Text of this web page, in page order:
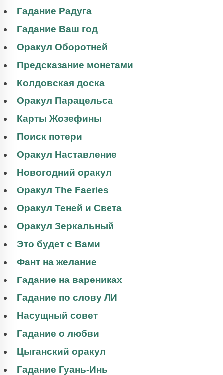
Гадание Радуга
Гадание Ваш год
Оракул Оборотней
Предсказание монетами
Колдовская доска
Оракул Парацельса
Карты Жозефины
Поиск потери
Оракул Наставление
Новогодний оракул
Оракул The Faeries
Оракул Теней и Света
Оракул Зеркальный
Это будет с Вами
Фант на желание
Гадание на варениках
Гадание по слову ЛИ
Насущный совет
Гадание о любви
Цыганский оракул
Гадание Гуань-Инь